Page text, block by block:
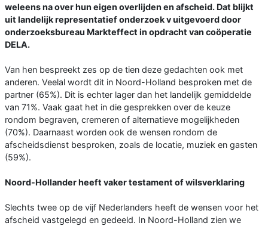
weleens na over hun eigen overlijden en afscheid. Dat blijkt
uit landelijk representatief onderzoek v uitgevoerd door
onderzoeksbureau Markteffect in opdracht van coöperatie
DELA.
Van hen bespreekt zes op de tien deze gedachten ook met
anderen. Veelal wordt dit in Noord-Holland besproken met de
partner (65%). Dit is echter lager dan het landelijk gemiddelde
van 71%. Vaak gaat het in die gesprekken over de keuze
rondom begraven, cremeren of alternatieve mogelijkheden
(70%). Daarnaast worden ook de wensen rondom de
afscheidsdienst besproken, zoals de locatie, muziek en gasten
(59%).
Noord-Hollander heeft vaker testament of wilsverklaring
Slechts twee op de vijf Nederlanders heeft de wensen voor het
afscheid vastgelegd en gedeeld. In Noord-Holland zien we